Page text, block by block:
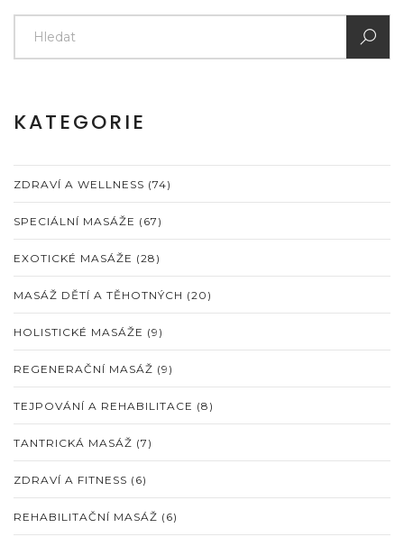
KATEGORIE
ZDRAVÍ A WELLNESS (74)
SPECIÁLNÍ MASÁŽE (67)
EXOTICKÉ MASÁŽE (28)
MASÁŽ DĚTÍ A TĚHOTNÝCH (20)
HOLISTICKÉ MASÁŽE (9)
REGENERAČNÍ MASÁŽ (9)
TEJPOVÁNÍ A REHABILITACE (8)
TANTRICKÁ MASÁŽ (7)
ZDRAVÍ A FITNESS (6)
REHABILITAČNÍ MASÁŽ (6)